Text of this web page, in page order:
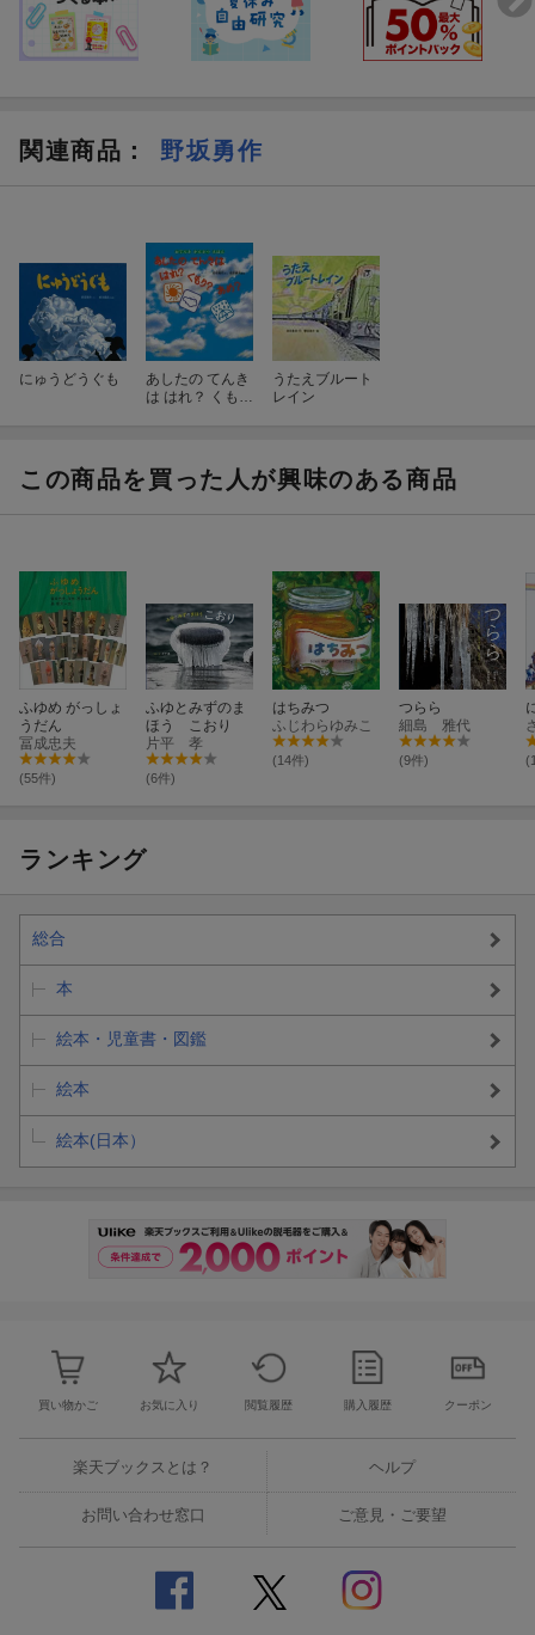
関連商品 ： 野坂勇作
にゅうどうぐも
あしたの てんき
は はれ？ くも
うたえブルート
レイン
この商品を買った人が興味のある商品
ふゆめ がっしょ
うだん
冨成忠夫
(55件)
ふゆとみずのま
ほう こおり
片平 孝
(6件)
はちみつ
ふじわらゆみこ
(14件)
つらら
細島 雅代
(9件)
ランキング
総合
本
絵本・児童書・図鑑
絵本
絵本(日本）
買い物かご お気に入り 閲覧履歴 購入履歴 クーポン
楽天ブックスとは？ ヘルプ
お問い合わせ窓口 ご意見・ご要望